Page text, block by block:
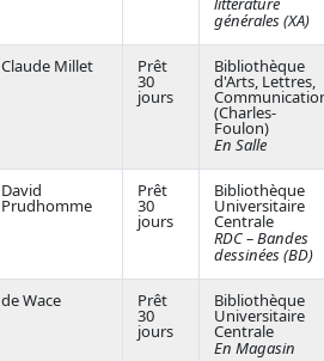
générales (XA)
Claude Millet Prêt
30
jours
Bibliothèque
d'Arts, Lettres,
(Charles-
Foulon)
En Salle
David
Prudhomme
Prêt
30
jours
Bibliothèque
Universitaire
Centrale
RDC – Bandes
dessinées (BD)
de Wace Prêt
30
jours
Bibliothèque
Universitaire
Centrale
En Magasin